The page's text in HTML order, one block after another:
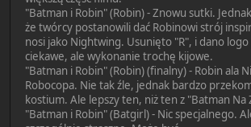
"Batman i Robin" (Robin) - Znowu sutki.
że twórcy postanowili dać Robinowi strój
nosi jako Nightwing. Usunięto "R", i dano
ciekawe, ale wykonanie trochę kijowe.
"Batman i Robin" (Robin) (finalny) - Robin ala
Robocopa. Nie tak źle, jednak bardzo
kostium. Ale lepszy ten, niż ten z "Batman Na
"Batman i Robin" (Batgirl) - Nic specjalnego.